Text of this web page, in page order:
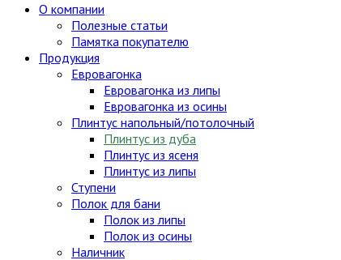
О компании
Полезные статьи
Памятка покупателю
Продукция
Евровагонка
Евровагонка из липы
Евровагонка из осины
Плинтус напольный/потолочный
Плинтус из дуба
Плинтус из ясеня
Плинтус из липы
Ступени
Полок для бани
Полок из липы
Полок из осины
Наличник